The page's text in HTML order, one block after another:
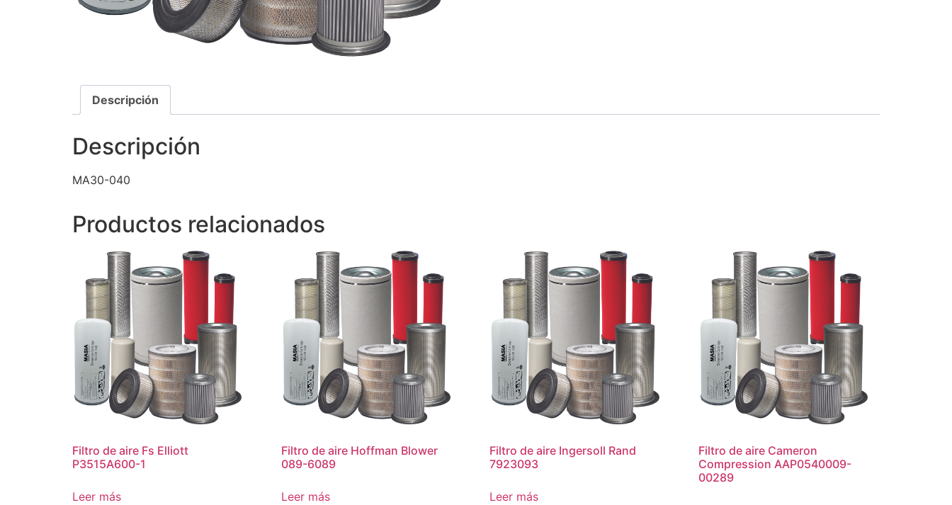
Descripción
Descripción
MA30-040
Productos relacionados
Filtro de aire Fs Elliott
P3515A600-1
Leer más
Filtro de aire Hoffman Blower
089-6089
Leer más
Filtro de aire Ingersoll Rand
7923093
Leer más
Filtro de aire Cameron
Compression AAP0540009-
00289